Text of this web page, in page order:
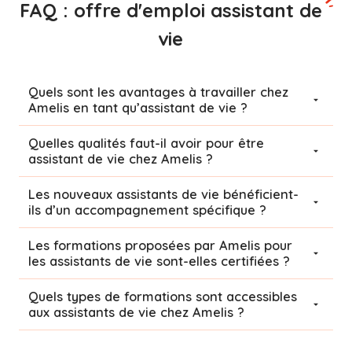
FAQ : offre d'emploi assistant de
vie
Quels sont les avantages à travailler chez
Amelis en tant qu’assistant de vie ?
Quelles qualités faut-il avoir pour être
assistant de vie chez Amelis ?
Les nouveaux assistants de vie bénéficient-
ils d’un accompagnement spécifique ?
Les formations proposées par Amelis pour
les assistants de vie sont-elles certifiées ?
Quels types de formations sont accessibles
aux assistants de vie chez Amelis ?